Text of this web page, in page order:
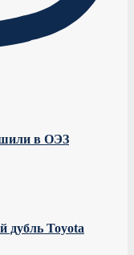
в ОЭЗ
дубль Toyota